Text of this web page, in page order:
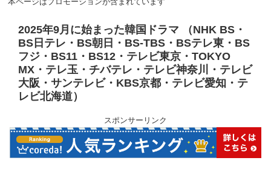
2025年9月に始まった韓国ドラマ （NHK BS・
BS日テレ・BS朝日・BS-TBS・BSテレ東・BS
フジ・BS11・BS12・テレビ東京・TOKYO
MX・テレ玉・チバテレ・テレビ神奈川・テレビ
大阪・サンテレビ・KBS京都・テレビ愛知・テ
レビ北海道）
スポンサーリンク